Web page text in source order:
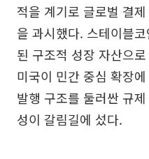
적을 계기로 글로벌 결
을 과시했다. 스테이블
된 구조적 성장 자산으
미국이 민간 중심 확장
발행 구조를 둘러싼 규
성이 갈림길에 섰다.